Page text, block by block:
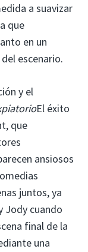
a suavizar
que
en un
escenario.
y el
El éxito
que
ansiosos
juntos, ya
Jody cuando
final de la
una